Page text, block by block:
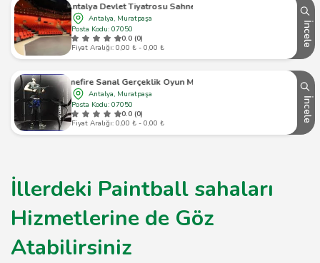
Antalya Devlet Tiyatrosu Sahnesi
Antalya, Muratpaşa
Posta Kodu: 07050
0.0 (0)
Fiyat Aralığı: 0,00 ₺ - 0,00 ₺
İncele
Gamefire Sanal Gerçeklik Oyun Merkezi
Antalya, Muratpaşa
Posta Kodu: 07050
0.0 (0)
Fiyat Aralığı: 0,00 ₺ - 0,00 ₺
İncele
İllerdeki Paintball sahaları
Hizmetlerine de Göz
Atabilirsiniz